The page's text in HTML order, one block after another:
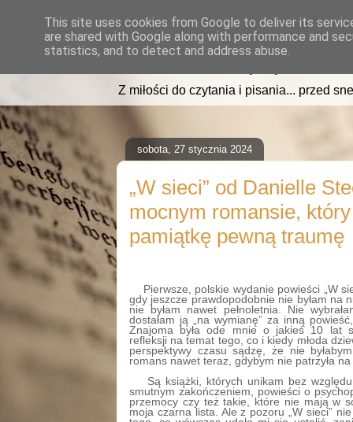
read2sleep.pl
Z miłości do czytania i pisania... przed
sobota, 27 stycznia 2024
„W sieci” od Danielle
mocnym romansie,
pamiątkę pewną traumę
Pierwsze, polskie wydanie powieści „W
gdy jeszcze prawdopodobnie nie byłam na
nie byłam nawet pełnoletnia. Nie
dostałam ją „na wymianę” za inną
Znajoma była ode mnie o jakieś 10 lat
refleksji na temat tego, co i kiedy młoda
perspektywy czasu sądzę, że nie
romans nawet teraz, gdybym nie patrzyła
Są książki, których unikam bez
smutnym zakończeniem, powieści o
przemocy czy też takie, które nie mają w
moja czarna lista. Ale z pozoru „W sieci”
This site uses cookies from Google to deliver its
are shared with Google along with performance and
statistics, and to detect and address abuse.